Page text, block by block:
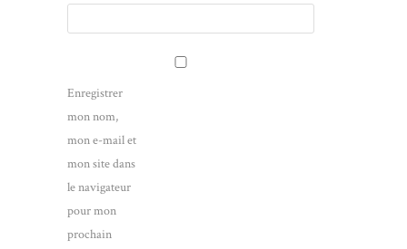
Enregistrer
mon nom,
mon e-mail et
mon site dans
le navigateur
pour mon
prochain